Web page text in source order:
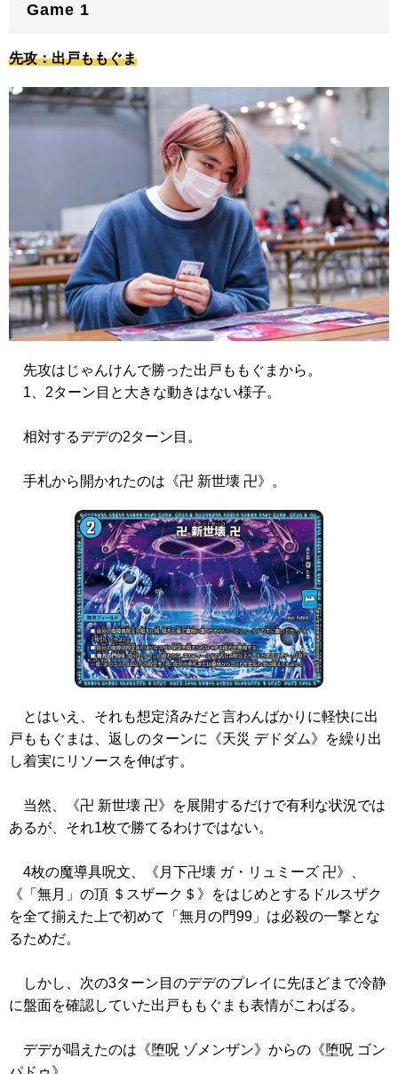
Game 1
先攻：出戸ももぐま
先攻はじゃんけんで勝った出戸ももぐまから。
1、2ターン目と大きな動きはない様子。
相対するデデの2ターン目。
手札から開かれたのは 《卍 新世壊 卍》 。
とはいえ、それも想定済みだと言わんばかりに軽快に出
戸ももぐまは、返しのターンに
《天災 デドダム》
を繰り出
し着実にリソースを伸ばす。
当然、 《卍 新世壊 卍》
を展開するだけで有利な状況では
あるが、それ1枚で勝てるわけではない。
4枚の魔導具呪文、 《月下卍壊 ガ・リュミーズ 卍》
《「無月」の頂 ＄スザーク＄》
をはじめとするドルスザク
を全て揃えた上で初めて「無月の門99」は必殺の一撃とな
るためだ。
しかし、次の3ターン目のデデのプレイに先ほどまで冷静
に盤面を確認していた出戸ももぐまも表情がこわばる。
デデが唱えたのは 《堕呪 ゾメンザン》 からの 《堕呪 ゴン